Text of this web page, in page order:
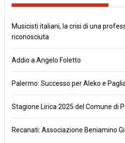
Musicisti italiani, la crisi di una
riconosciuta
Addio a Angelo Foletto
Palermo: Successo per Aleko e
Stagione Lirica 2025 del Comune di
Recanati: Associazione Beniamino